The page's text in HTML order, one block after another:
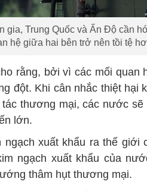
gia, Trung Quốc và Ấn Độ cần
hệ giữa hai bên trở nên tồi tệ
rằng, bởi vì các mối
đột. Khi cân nhắc thiệt hại
thương mại, các nước sẽ
lớn.
ngạch xuất khẩu ra thế
ngạch xuất khẩu của
thâm hụt thương mại.